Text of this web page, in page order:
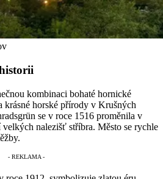
kombinaci bohaté hornické
krásné horské přírody v Krušných
se v roce 1516 proměnila v
nalezišť stříbra. Město se rychle